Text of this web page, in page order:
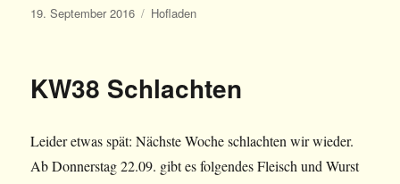
Veröffentlicht
19. September 2016 Kategorien
Hofladen
KW38 Schlachten
Leider etwas spät: Nächste Woche schlachten wir wieder.
Ab Donnerstag 22.09. gibt es folgendes Fleisch und Wurst